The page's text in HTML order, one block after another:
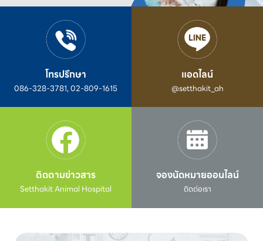
โทรปรึกษา
086-328-3781, 02-809-1615
แอดไลน์
@setthakit_ah
ติดตามข่าวสาร
Setthakit Animal Hospital
จองนัดหมายออนไลน์
ติดต่อเรา